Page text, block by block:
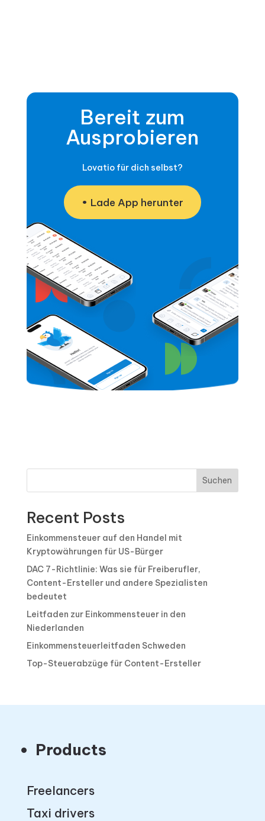
Bereit zum
Ausprobieren
Lovatio für dich selbst?
Lade App herunter
Suchen
Recent Posts
Einkommensteuer auf den Handel mit
Kryptowährungen für US-Bürger
DAC 7-Richtlinie: Was sie für Freiberufler,
Content-Ersteller und andere Spezialisten
bedeutet
Leitfaden zur Einkommensteuer in den
Niederlanden
Einkommensteuerleitfaden Schweden
Top-Steuerabzüge für Content-Ersteller
Products
Freelancers
Taxi drivers